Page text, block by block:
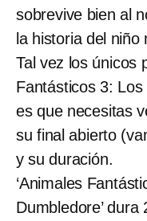
sobrevive bien al
la historia del niño
Tal vez los únicos
Fantásticos 3: Los
es que necesitas
su final abierto
y su duración.
‘Animales
Dumbledore’